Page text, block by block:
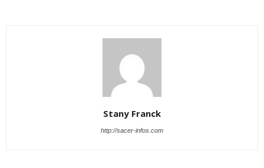
Stany Franck
http://sacer-infos.com